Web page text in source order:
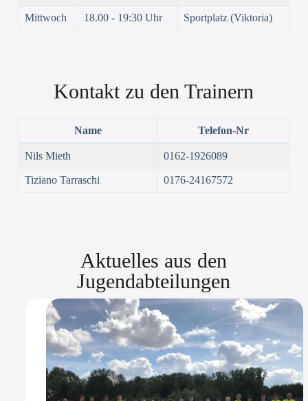
Mittwoch 18.00 - 19:30 Uhr Sportplatz (Viktoria)
Kontakt zu den Trainern
Name Telefon-Nr
Nils Mieth 0162-1926089
Tiziano Tarraschi 0176-24167572
Aktuelles aus den
Jugendabteilungen